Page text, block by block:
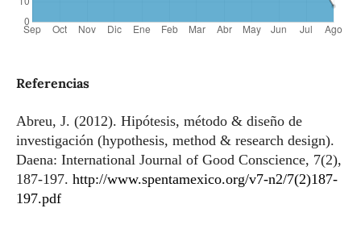
Referencias
Abreu, J. (2012). Hipótesis, método & diseño de
investigación (hypothesis, method & research design).
Daena: International Journal of Good Conscience, 7(2),
187-197. http://www.spentamexico.org/v7-n2/7(2)187-
197.pdf